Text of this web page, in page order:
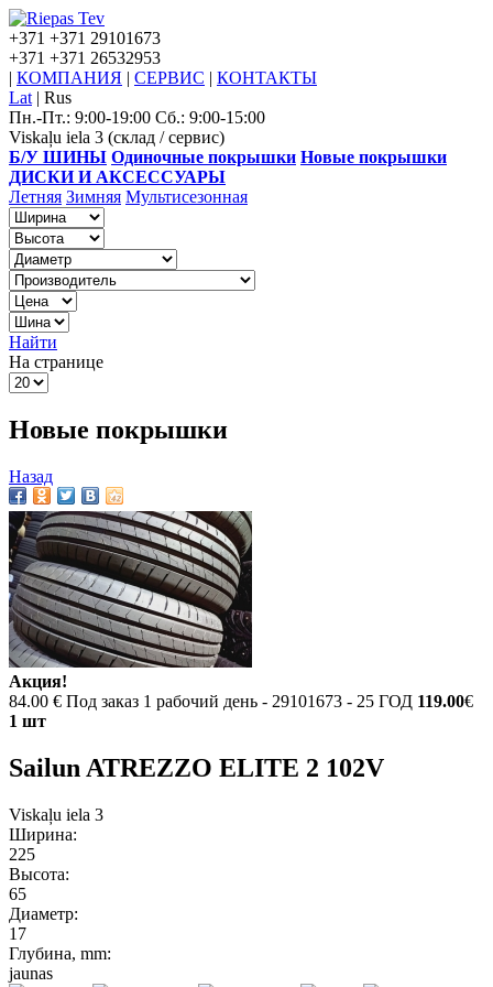
+371 +371 29101673
+371 +371 26532953
| КОМПАНИЯ | СЕРВИС | КОНТАКТЫ
Lat | Rus
Пн.-Пт.: 9:00-19:00 Сб.: 9:00-15:00
Viskaļu iela 3 (склад / сервис)
Б/У ШИНЫ Одиночные покрышки Новые покрышки
ДИСКИ И АКСЕССУАРЫ
Летняя Зимняя Мультисезонная
Найти
На странице
Новые покрышки
Назад
Акция!
84.00 € Под заказ 1 рабочий день - 29101673 - 25 ГОД 119.00€
1 шт
Sailun ATREZZO ELITE 2 102V
Viskaļu iela 3
Ширина:
225
Высота:
65
Диаметр:
17
Глубина, mm:
jaunas